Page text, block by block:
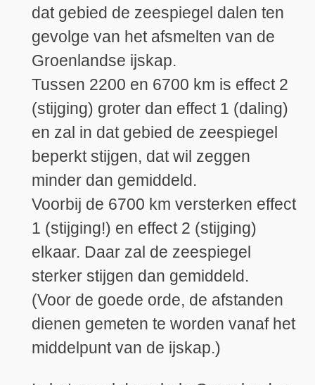
dat gebied de zeespiegel dalen ten
gevolge van het afsmelten van de
Groenlandse ijskap.
Tussen 2200 en 6700 km is effect 2
(stijging) groter dan effect 1 (daling)
en zal in dat gebied de zeespiegel
beperkt stijgen, dat wil zeggen
minder dan gemiddeld.
Voorbij de 6700 km versterken effect
1 (stijging!) en effect 2 (stijging)
elkaar. Daar zal de zeespiegel
sterker stijgen dan gemiddeld.
(Voor de goede orde, de afstanden
dienen gemeten te worden vanaf het
middelpunt van de ijskap.)